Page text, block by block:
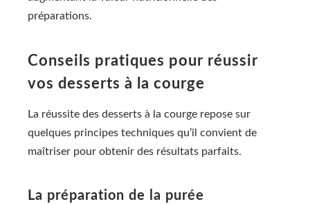
préparations.
Conseils pratiques pour réussir
vos desserts à la courge
La réussite des desserts à la courge repose sur
quelques principes techniques qu’il convient de
maîtriser pour obtenir des résultats parfaits.
La préparation de la purée